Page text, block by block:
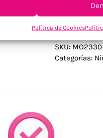
Política de Cookies
SKU:
Categorías: